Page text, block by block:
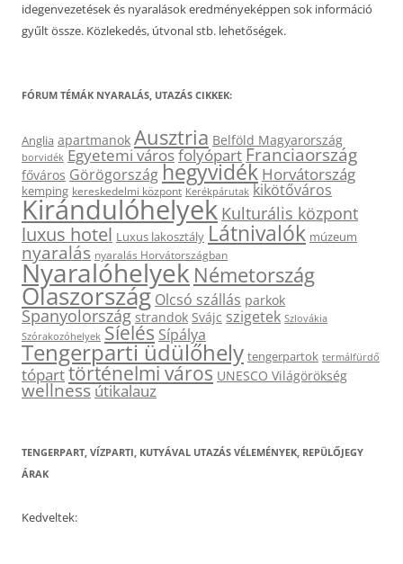
idegenvezetések és nyaralások eredményeképpen sok információ
gyűlt össze. Közlekedés, útvonal stb. lehetőségek.
FÓRUM TÉMÁK NYARALÁS, UTAZÁS CIKKEK:
Anglia apartmanok Ausztria Belföld Magyarország
borvidék Egyetemi városfolyópartFranciaország
főváros Görögországhegyvidék Horvátország
kemping kereskedelmi központ Kerékpárutak kikötőváros
Kirándulóhelyek Kulturális központ
luxus hotel Luxus lakosztály Látnivalók múzeum
nyaralás nyaralás Horvátországban
Nyaralóhelyek Németország
Olaszország Olcsó szállás parkok
Spanyolország strandok Svájc szigetek Szlovákia
Szórakozóhelyek Síelés Sípálya
Tengerparti üdülőhely tengerpartok termálfürdő
tóparttörténelmi város UNESCO Világörökség
wellnessútikalauz
TENGERPART, VÍZPARTI, KUTYÁVAL UTAZÁS VÉLEMÉNYEK, REPÜLŐJEGY
ÁRAK
Kedveltek: